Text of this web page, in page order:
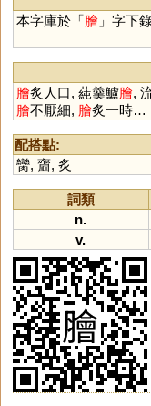
本字庫於「膾」字下
膾炙人口, 蒓羹鱸膾,
膾不厭細, 膾炙一時…
配搭點:
臠, 齏, 炙
詞類
n.
v.